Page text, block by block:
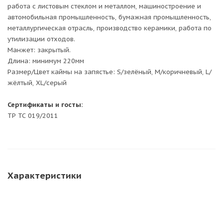
работа с листовым стеклом и металлом, машиностроение и
автомобильная промышленность, бумажная промышленность,
металлургическая отрасль, производство керамики, работа по
утилизации отходов.
Манжет: закрытый.
Длина: минимум 220мм
Размер/Цвет каймы на запястье: S/зелёный, M/коричневый, L/
жёлтый, XL/серый
Сертификаты и госты:
ТР ТС 019/2011
Характеристики